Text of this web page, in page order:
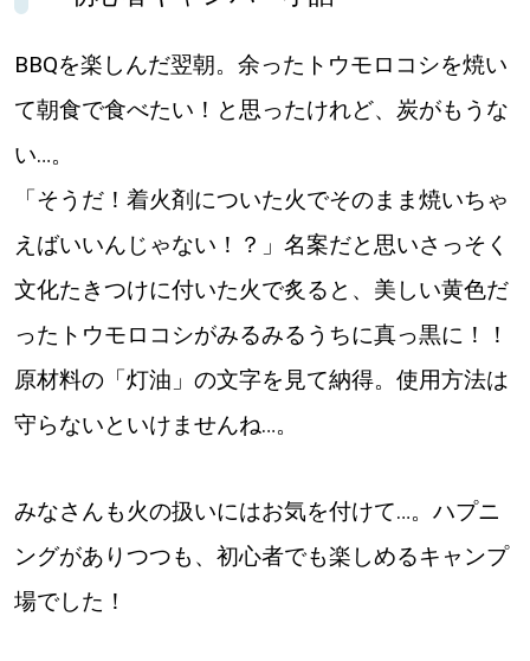
BBQを楽しんだ翌朝。余ったトウモロコシを焼い
て朝食で食べたい！と思ったけれど、炭がもうな
い…。
「そうだ！着火剤についた火でそのまま焼いちゃ
えばいいんじゃない！？」名案だと思いさっそく
文化たきつけに付いた火で炙ると、美しい黄色だ
ったトウモロコシがみるみるうちに真っ黒に！！
原材料の「灯油」の文字を見て納得。使用方法は
守らないといけませんね…。
みなさんも火の扱いにはお気を付けて…。ハプニ
ングがありつつも、初心者でも楽しめるキャンプ
場でした！